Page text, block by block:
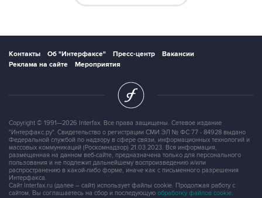
Контакты Об "Интерфаксе" Пресс-центр
Вакансии
Реклама на сайте
Мероприятия
Copyright © 1991—2026 Interfax. Все права защищены. Сетевое издание
"Интерфакс.ру". Свидетельство о регистрации СМИ ЭЛ № ФС 77 - 84928 выдано
Федеральной службой по надзору в сфере связи, информационных технологий и
массовых коммуникаций (Роскомнадзор) 21.03.2023. Вся информация,
размещенная на данном веб-сайте, предназначена только для персонального
пользования и не подлежит дальнейшему воспроизведению и/или
распространению в какой-либо форме, иначе как с письменного разрешения
Интерфакса.
Сайт Interfax.ru (далее – сайт) использует файлы cookie. Продолжая работу с
сайтом, Вы соглашаетесь на сбор и последующую обработку файлов cookie.